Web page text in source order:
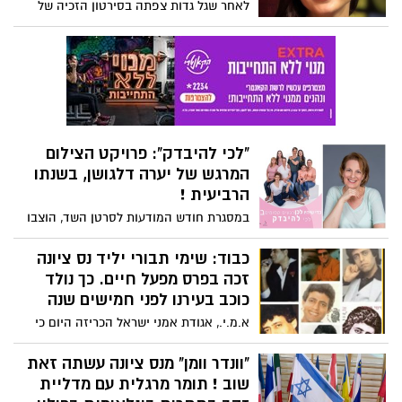
לאחר שגל גדות צפתה בסירטון הזכיה של
תומר מרגלית באליפות הריקודים בכסא
גלגלים, בריקוד "וונדר וומן" - התרגשה והגיבה
בין היתר: כבוד לראות אותך לובשת את
התלבושת של וונדר וומן ולעזור לך להראות
לעולם איך גיבור על אמיתי נראה..!
"לכי להיבדק": פרויקט הצילום
המרגש של יערה דלגושן, בשנתו
הרביעית !
במסגרת חודש המודעות לסרטן השד, הוצבו
ברחבי העיר שלטי חוצות בהן נראות נשים
מצולמות עם בנותיהן תחת הכותרת: אמא יש
רק אחת – לכי להיבדק ! היוזמת והמייסדת
של הפרויקט המרגש, היא יערה דלגושן,
אשר אובחנה בגיל 44 כחולה בסרטן השד
בעולם, כי כבר ידוע כמה שהן חזקות.
כשראיתי את האפקט של זה, הבנתי שזו
כבוד: שימי תבורי יליד נס ציונה
זכה בפרס מפעל חיים. כך נולד
כוכב בעירנו לפני חמישים שנה
א.מ.י., אגודת אמני ישראל הכריזה היום כי
הזמר שימי תבורי, שנולד וגדל בנס ציונה יזכה
השנה בפרס מפעל חיים לשנים תשפ"ב
ותשפ"א. יחד אתו יזכו בפרס גברי בנאי,
חבורת "זהו זה", שלמה ארצי, חיים משה ויונה
"וונדר וומן" מנס ציונה עשתה זאת
שוב ! תומר מרגלית עם מדליית